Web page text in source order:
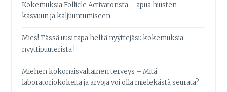
Kokemuksia Follicle Activatorista – apua hiusten
kasvuun ja kaljuuntumiseen
Mies! Tässä uusi tapa helliä nyyttejäsi: kokemuksia
nyyttipuuterista !
Miehen kokonaisvaltainen terveys – Mitä
laboratoriokokeita ja arvoja voi olla mielekästä seurata?